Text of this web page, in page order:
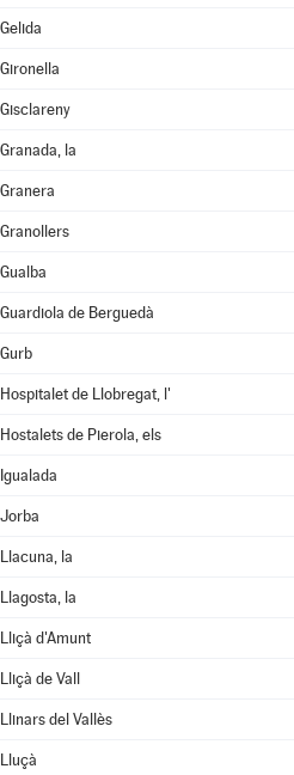
Gelida
Gironella
Gisclareny
Granada, la
Granera
Granollers
Gualba
Guardiola de Berguedà
Gurb
Hospitalet de Llobregat, l'
Hostalets de Pierola, els
Igualada
Jorba
Llacuna, la
Llagosta, la
Lliçà d'Amunt
Lliçà de Vall
Llinars del Vallès
Lluçà